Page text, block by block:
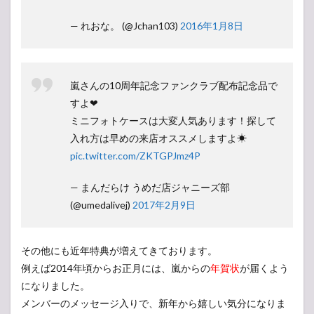
— れおな。 (@Jchan103) 2016年1月8日
嵐さんの10周年記念ファンクラブ配布記念品で
すよ❤
ミニフォトケースは大変人気あります！探して
入れ方は早めの来店オススメしますよ☀
pic.twitter.com/ZKTGPJmz4P
— まんだらけ うめだ店ジャニーズ部
(@umedalivej) 2017年2月9日
その他にも近年特典が増えてきております。
例えば2014年頃からお正月には、嵐からの年賀状が届くよう
になりました。
メンバーのメッセージ入りで、新年から嬉しい気分になりま